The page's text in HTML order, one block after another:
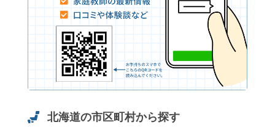
北海道の市区町村から探す